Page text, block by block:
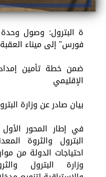
ة البترول: وصول وحدة
فورس" إلى ميناء العقبة
ضمن خطة تأمين
الإقليمي
بيان صادر عن وزارة
في إطار المحور
البترول والثروة
احتياجات الدولة من
وزارة البترول